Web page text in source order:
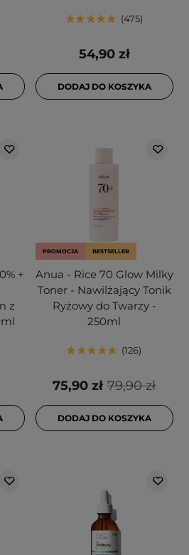
475
54,90 zł
DODAJ DO KOSZYKA
+
z
PROMOCJA BESTSELLER
Anua - Rice 70 Glow Milky
Toner - Nawilżający Tonik
Ryżowy do Twarzy -
250ml
126
79,90 zł
75,90 zł
DODAJ DO KOSZYKA